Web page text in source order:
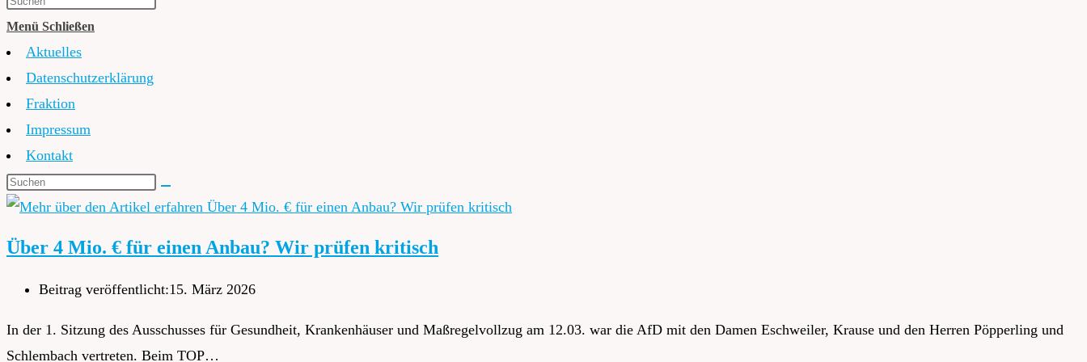
Menü Schließen
Aktuelles
Datenschutzerklärung
Fraktion
Impressum
Kontakt
Über 4 Mio. € für einen Anbau? Wir prüfen kritisch
Beitrag veröffentlicht:15. März 2026
In der 1. Sitzung des Ausschusses für Gesundheit, Krankenhäuser und Maßregelvollzug am 12.03. war die AfD mit den Damen Eschweiler, Krause und den Herren Pöpperling und
Schlembach vertreten. Beim TOP…